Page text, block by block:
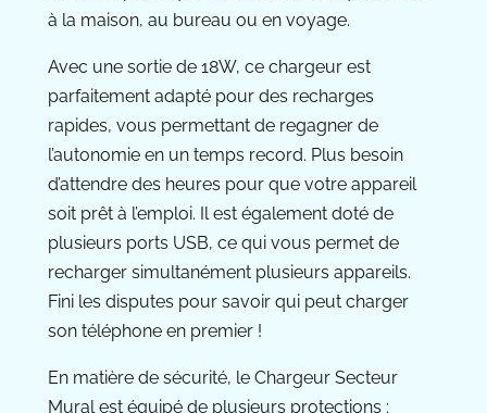
à la maison, au bureau ou en voyage.
Avec une sortie de 18W, ce chargeur est
parfaitement adapté pour des recharges
rapides, vous permettant de regagner de
l’autonomie en un temps record. Plus besoin
d’attendre des heures pour que votre appareil
soit prêt à l’emploi. Il est également doté de
plusieurs ports USB, ce qui vous permet de
recharger simultanément plusieurs appareils.
Fini les disputes pour savoir qui peut charger
son téléphone en premier !
En matière de sécurité, le Chargeur Secteur
Mural est équipé de plusieurs protections :